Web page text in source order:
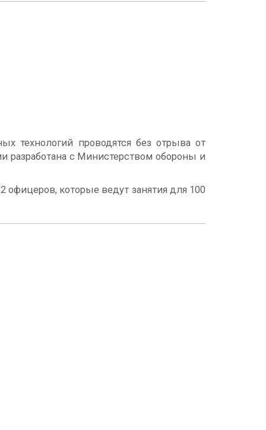
технологий проводятся без отрыва от
разработана с Министерством обороны и
офицеров, которые ведут занятия для 100